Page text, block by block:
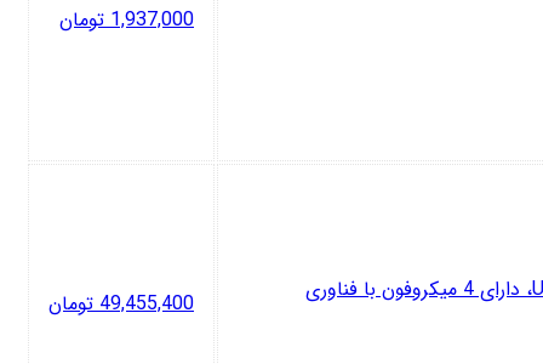
1,937,000 تومان
هدفون بی‌سیم سونی مدل WH-1000XM5 با نویز کنسلینگ فعال (ANC)، درگاه شارژ USB Type-C، دارای 4 میکروفون با فناوری 49,455,400 تومان